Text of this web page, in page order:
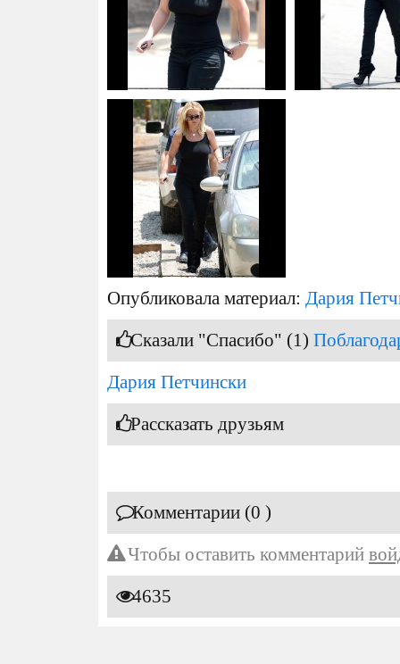
Опубликовала материал: Дария
Сказали "Спасибо" (1)
Дария Петчински
Рассказать друзьям
Комментарии (0 )
Чтобы оставить комментарий
4635